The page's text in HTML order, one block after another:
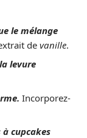
le mélange
de vanille.
levure
Incorporez-
cupcakes